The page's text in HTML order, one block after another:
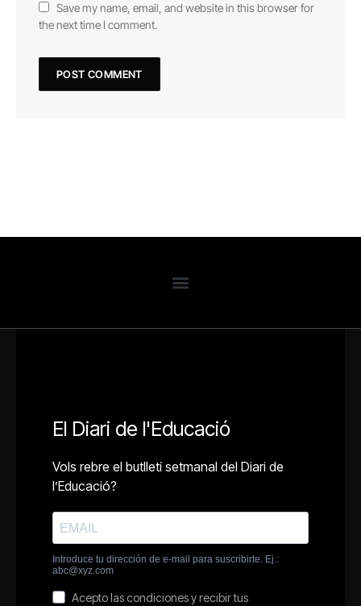
Save my name, email, and website in this browser for
the next time I comment.